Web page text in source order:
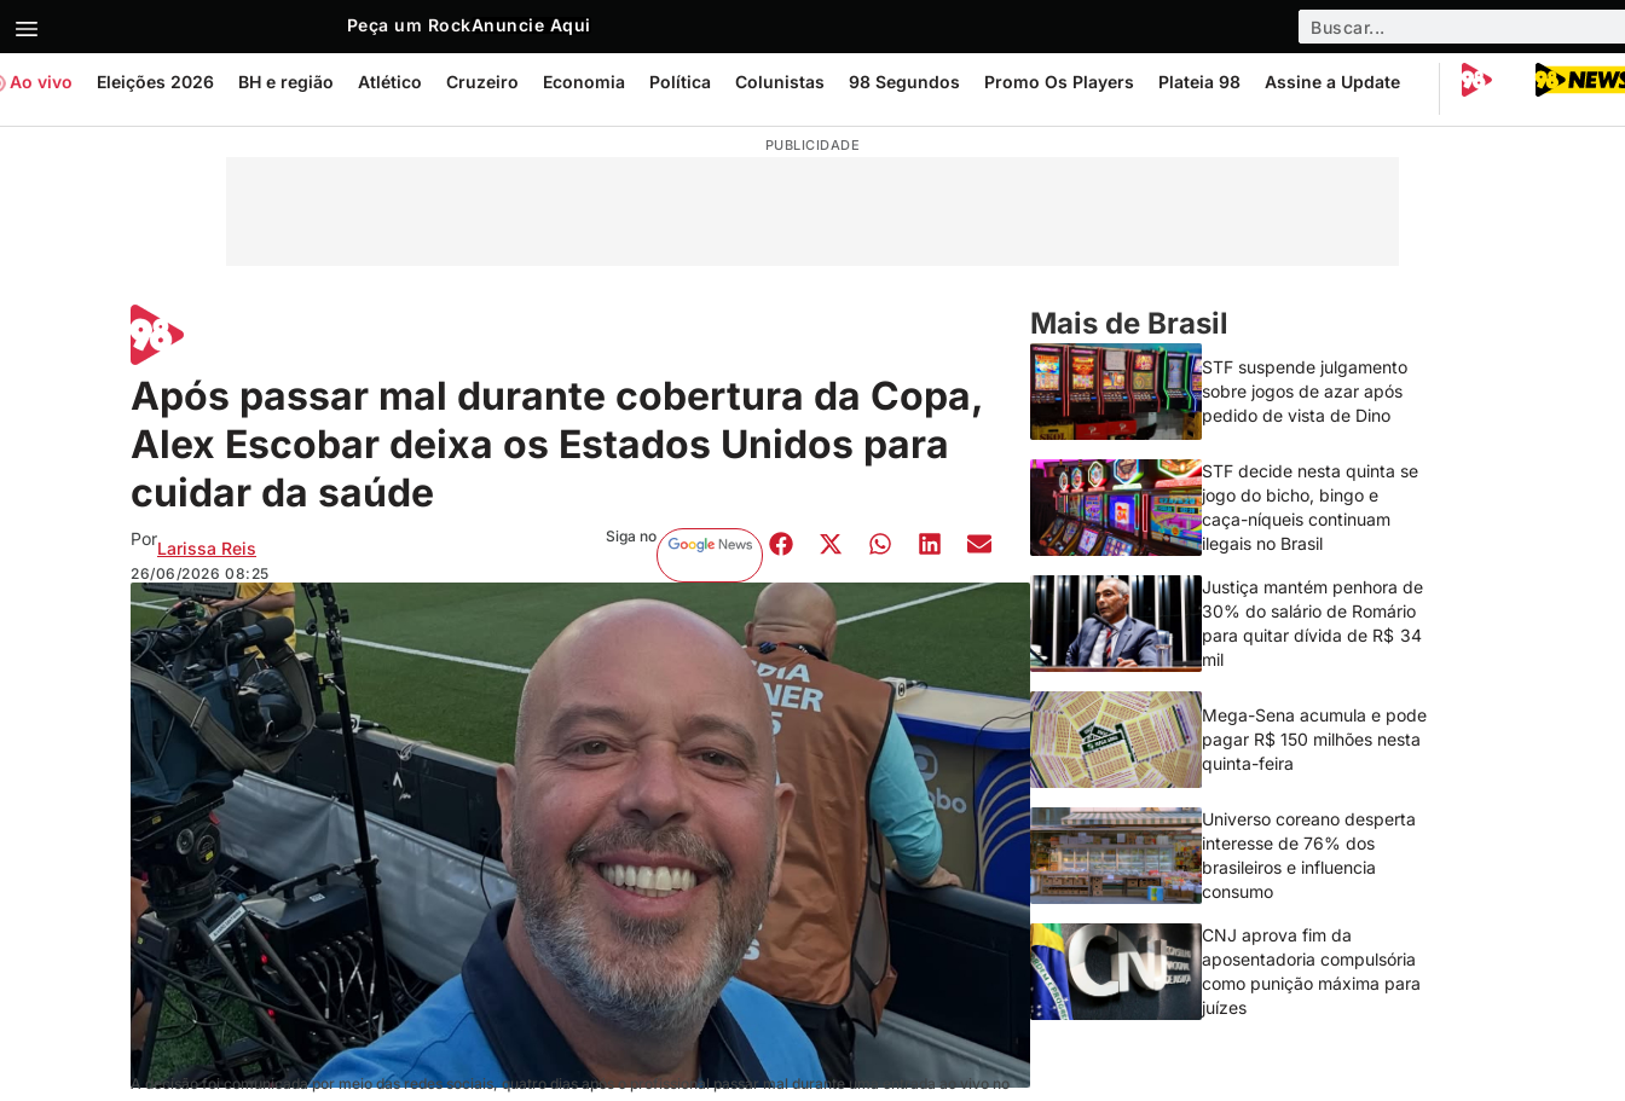
Peça um RockAnuncie Aqui
Ao vivo Eleições 2026 BH e região Atlético Cruzeiro Economia Política Colunistas 98 Segundos Promo Os Players Plateia 98 Assine a Update
PUBLICIDADE
Após passar mal durante cobertura da Copa,
Alex Escobar deixa os Estados Unidos para
cuidar da saúde
PorLarissa Reis
26/06/2026 08:25
Siga no
A decisão foi comunicada por meio das redes sociais, quatro dias após o profissional passar mal durante uma entrada ao vivo no
Mais de Brasil
STF suspende julgamento
sobre jogos de azar após
pedido de vista de Dino
STF decide nesta quinta se
jogo do bicho, bingo e
caça-níqueis continuam
ilegais no Brasil
Justiça mantém penhora de
30% do salário de Romário
para quitar dívida de R$ 34
mil
Mega-Sena acumula e pode
pagar R$ 150 milhões nesta
quinta-feira
Universo coreano desperta
interesse de 76% dos
brasileiros e influencia
consumo
CNJ aprova fim da
aposentadoria compulsória
como punição máxima para
juízes